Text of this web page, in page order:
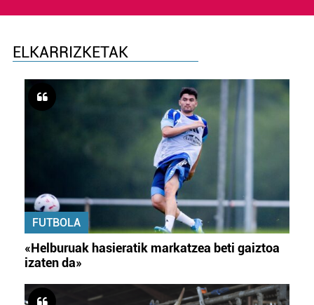
ELKARRIZKETAK
FUTBOLA
«Helburuak hasieratik markatzea beti gaiztoa
izaten da»